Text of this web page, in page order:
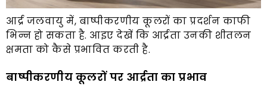
आर्द्र जलवायु में, बाष्पीकरणीय कूलरों का प्रदर्शन काफी
भिन्न हो सकता है. आइए देखें कि आर्द्रता उनकी शीतलन
क्षमता को कैसे प्रभावित करती है.
बाष्पीकरणीय कूलरों पर आर्द्रता का प्रभाव